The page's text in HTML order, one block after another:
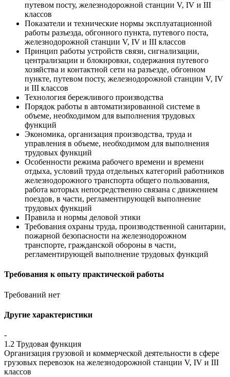
путевом посту, железнодорожной станции V, IV и III
классов
Показатели и технические нормы эксплуатационной
работы разъезда, обгонного пункта, путевого поста,
железнодорожной станции V, IV и III классов
Принцип работы устройств связи, сигнализации,
централизации и блокировки, содержания путевого
хозяйства и контактной сети на разъезде, обгонном
пункте, путевом посту, железнодорожной станции V, IV
и III классов
Технология бережливого производства
Порядок работы в автоматизированной системе в
объеме, необходимом для выполнения трудовых
функций
Экономика, организация производства, труда и
управления в объеме, необходимом для выполнения
трудовых функций
Особенности режима рабочего времени и времени
отдыха, условий труда отдельных категорий работников
железнодорожного транспорта общего пользования,
работа которых непосредственно связана с движением
поездов, в части, регламентирующей выполнение
трудовых функций
Правила и нормы деловой этики
Требования охраны труда, производственной санитарии,
пожарной безопасности на железнодорожном
транспорте, гражданской обороны в части,
регламентирующей выполнение трудовых функций
Требования к опыту практической работы
Требований нет
Другие характеристики
-
1.2 Трудовая функция
Организация грузовой и коммерческой деятельности в сфере
грузовых перевозок на железнодорожной станции V, IV и III
классов